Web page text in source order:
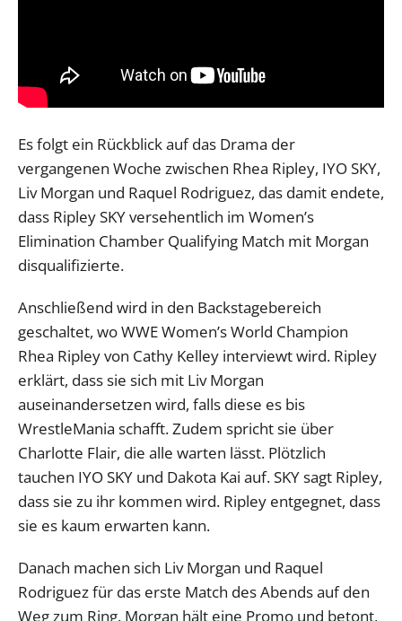
Es folgt ein Rückblick auf das Drama der
vergangenen Woche zwischen Rhea Ripley, IYO SKY,
Liv Morgan und Raquel Rodriguez, das damit endete,
dass Ripley SKY versehentlich im Women’s
Elimination Chamber Qualifying Match mit Morgan
disqualifizierte.
Anschließend wird in den Backstagebereich
geschaltet, wo WWE Women’s World Champion
Rhea Ripley von Cathy Kelley interviewt wird. Ripley
erklärt, dass sie sich mit Liv Morgan
auseinandersetzen wird, falls diese es bis
WrestleMania schafft. Zudem spricht sie über
Charlotte Flair, die alle warten lässt. Plötzlich
tauchen IYO SKY und Dakota Kai auf. SKY sagt Ripley,
dass sie zu ihr kommen wird. Ripley entgegnet, dass
sie es kaum erwarten kann.
Danach machen sich Liv Morgan und Raquel
Rodriguez für das erste Match des Abends auf den
Weg zum Ring. Morgan hält eine Promo und betont,